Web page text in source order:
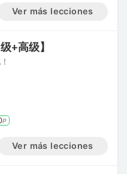
Ver más lecciones
+高级】
P
Ver más lecciones